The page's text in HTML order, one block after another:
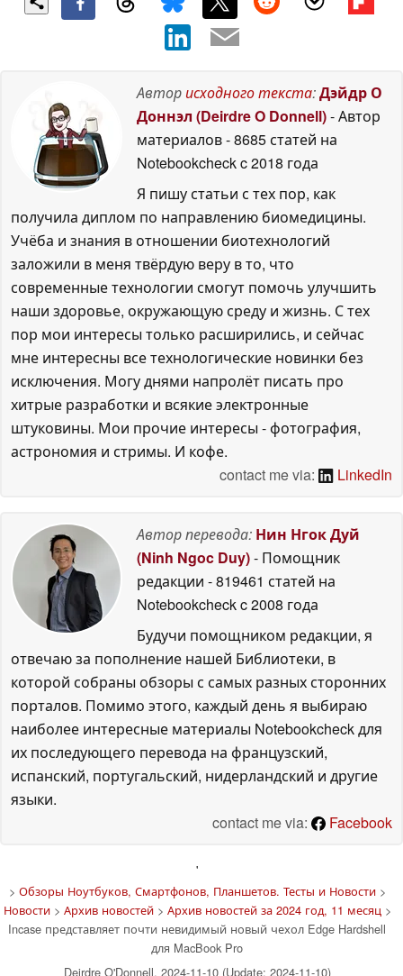
Авторисходного текста:Дэйдр О
Доннэл (Deirdre O Donnell)- Автор
материалов- 8685 статей на
Notebookcheckc 2018 года
Я пишу статьи с тех пор, как
получила диплом по направлению биомедицины.
Учёба и знания в отношении биотехнологий
заложили в меня твёрдую веру в то, что
современные технологии смогут помочь улучшить
наши здоровье, окружающую среду и жизнь. С тех
пор мои интересы только расширились, и сейчас
мне интересны все технологические новинки без
исключения. Могу днями напролёт писать про
хитрые разработки и всякие электронные
штуковины. Мои прочие интересы - фотография,
астрономия и стримы. И кофе.
contact me via:
LinkedIn
Автор перевода: Нин Нгок Дуй
(Ninh Ngoc Duy)- Помощник
редакции - 819461 статей на
Notebookcheckc 2008 года
Будучи помощником редакции, я
отвечаю за пополнение нашей Библиотеки, в
которой собраны обзоры с самых разных сторонних
порталов. Помимо этого, каждый день я выбираю
наиболее интересные материалы Notebookcheck для
их последующего перевода на французский,
испанский, португальский, нидерландский и другие
языки.
contact me via:
Facebook
'
> Обзоры Ноутбуков, Смартфонов, Планшетов. Тесты и Новости>
Новости> Архив новостей> Архив новостей за 2024 год, 11 месяц >
Incase представляет почти невидимый новый чехол Edge Hardshell
для MacBook Pro
Deirdre O'Donnell, 2024-11-10 (Update: 2024-11-10)